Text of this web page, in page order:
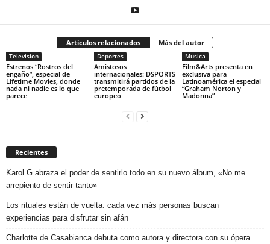
Artículos relacionados Más del autor
Television
Estrenos “Rostros del
engaño”, especial de
Lifetime Movies, donde
nada ni nadie es lo que
parece
Deportes
Amistosos
internacionales: DSPORTS
transmitirá partidos de la
pretemporada de fútbol
europeo
Musica
Film&Arts presenta en
exclusiva para
Latinoamérica el especial
“Graham Norton y
Madonna”
Recientes
Karol G abraza el poder de sentirlo todo en su nuevo álbum, «No me
arrepiento de sentir tanto»
Los rituales están de vuelta: cada vez más personas buscan
experiencias para disfrutar sin afán
Charlotte de Casabianca debuta como autora y directora con su ópera